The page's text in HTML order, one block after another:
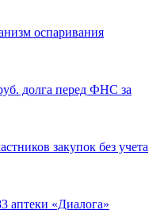
оспаривания
долга перед ФНС за
закупок без учета
аптеки «Диалога»